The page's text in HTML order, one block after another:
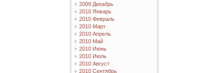
2009 Декабрь
2010 Январь
2010 Февраль
2010 Март
2010 Апрель
2010 Май
2010 Июнь
2010 Июль
2010 Август
2010 Сентябрь